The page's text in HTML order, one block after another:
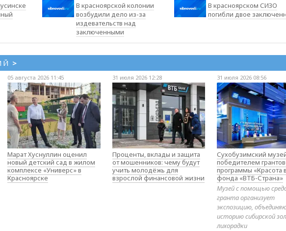
В красноярской колонии
возбудили дело из-за
издевательств над
заключенными
В красноярском СИЗО
погибли двое
>
05 августа 2026 11:45
Марат Хуснуллин оценил
новый детский сад в жилом
комплексе «Универс» в
Красноярске
31 июля 2026 12:28
Проценты, вклады и защита
от мошенников: чему будут
учить молодёжь для
взрослой финансовой жизни
31 июля 2026 08:56
Сухобузимский
победителем
программы «Красота
фонда «ВТБ-Страна»
Музей с помощью
гранта организует
экспозицию,
историю сибирской
лихорадки